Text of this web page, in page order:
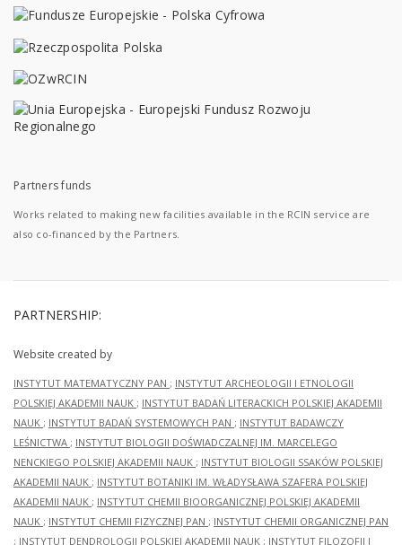
Partners funds
Works related to making new facilities available in the RCIN service are
also co-financed by the Partners.
PARTNERSHIP:
Website created by
INSTYTUT MATEMATYCZNY PAN ; INSTYTUT ARCHEOLOGII I ETNOLOGII
POLSKIEJ AKADEMII NAUK ; INSTYTUT BADAŃ LITERACKICH POLSKIEJ AKADEMII
NAUK ; INSTYTUT BADAŃ SYSTEMOWYCH PAN ; INSTYTUT BADAWCZY
LEŚNICTWA ; INSTYTUT BIOLOGII DOŚWIADCZALNEJ IM. MARCELEGO
NENCKIEGO POLSKIEJ AKADEMII NAUK ; INSTYTUT BIOLOGII SSAKÓW POLSKIEJ
AKADEMII NAUK ; INSTYTUT BOTANIKI IM. WŁADYSŁAWA SZAFERA POLSKIEJ
AKADEMII NAUK ; INSTYTUT CHEMII BIOORGANICZNEJ POLSKIEJ AKADEMII
NAUK ; INSTYTUT CHEMII FIZYCZNEJ PAN ; INSTYTUT CHEMII ORGANICZNEJ PAN
; INSTYTUT DENDROLOGII POLSKIEJ AKADEMII NAUK ; INSTYTUT FILOZOFII I